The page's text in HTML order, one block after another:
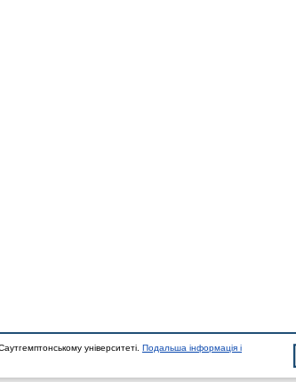
університеті. Подальша інформація і